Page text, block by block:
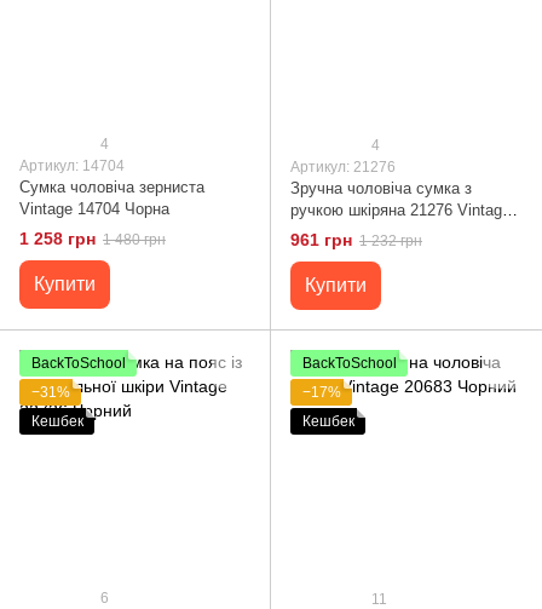
4
Артикул: 14704
Сумка чоловіча зерниста
Vintage 14704 Чорна
1 258 грн 1 480 грн
Купити
4
Артикул: 21276
Зручна чоловіча сумка з
ручкою шкіряна 21276 Vintage
Коричнева
961 грн 1 232 грн
Купити
BackToSchool
−31%
Кешбек
6
BackToSchool
−17%
Кешбек
11